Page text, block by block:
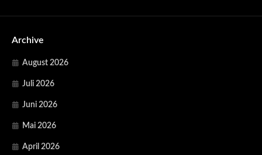
Archive
August 2026
Juli 2026
Juni 2026
Mai 2026
April 2026